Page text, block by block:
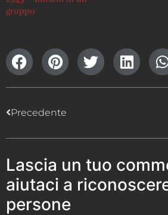
gruppo
Precedente
Lascia un tuo
aiutaci a
persone